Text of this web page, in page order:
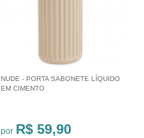
NUDE - PORTA SABONETE LÍQUIDO
EM CIMENTO
por R$ 59,90